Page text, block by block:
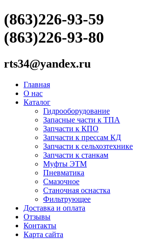
(863)226-93-59
(863)226-93-80
rts34@yandex.ru
Главная
О нас
Каталог
Гидрооборудование
Запасные части к ТПА
Запчасти к КПО
Запчасти к прессам КД
Запчасти к сельхозтехнике
Запчасти к станкам
Муфты ЭТМ
Пневматика
Смазочное
Станочная оснастка
Фильтрующее
Доставка и оплата
Отзывы
Контакты
Карта сайта